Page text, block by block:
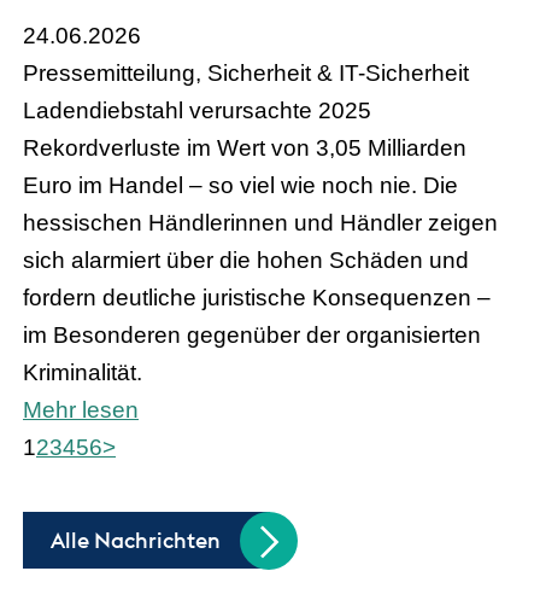
24.06.2026
Pressemitteilung, Sicherheit & IT-Sicherheit
Ladendiebstahl verursachte 2025
Rekordverluste im Wert von 3,05 Milliarden
Euro im Handel – so viel wie noch nie. Die
hessischen Händlerinnen und Händler zeigen
sich alarmiert über die hohen Schäden und
fordern deutliche juristische Konsequenzen –
im Besonderen gegenüber der organisierten
Kriminalität.
Mehr lesen
123456>
Alle Nachrichten